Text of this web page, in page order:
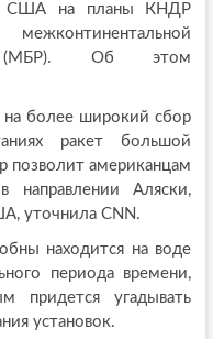
США на планы КНДР
(МБР). Об этом
на более широкий сбор
ракет большой
позволит американцам
направлении Аляски,
уточнила CNN.
находится на воде
периода времени,
придется угадывать
установок.